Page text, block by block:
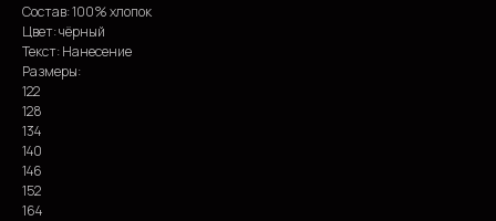
Состав: 100% хлопок
Цвет: чёрный
Текст: Нанесение
Размеры:
122
128
134
140
146
152
164
ПОПУЛЯРНЫЕ ТОВАРЫ